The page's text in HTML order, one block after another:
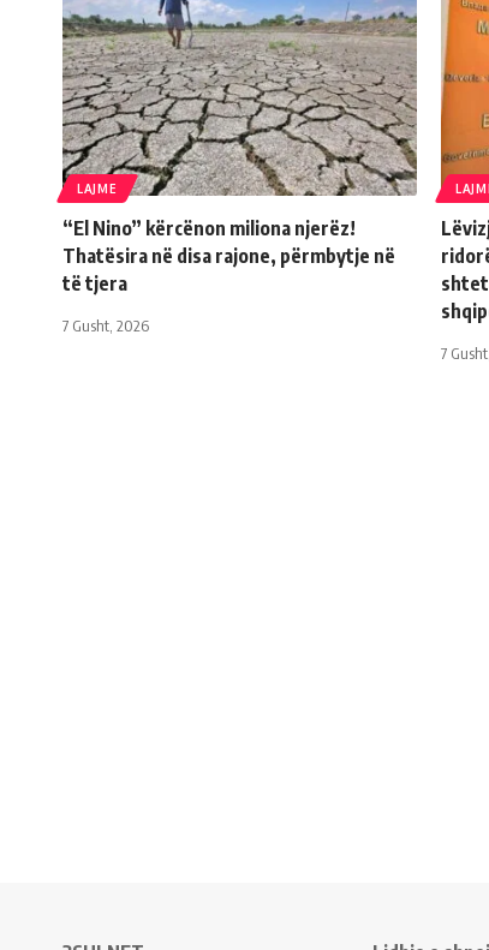
LAJME
“El Nino” kërcënon miliona njerëz!
Thatësira në disa rajone, përmbytje në
të tjera
7 Gusht, 2026
7